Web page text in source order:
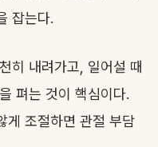
잡는다.
히 내려가고, 일어설 때
펴는 것이 핵심이다.
게 조절하면 관절 부담